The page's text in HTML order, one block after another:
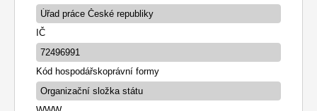
IČ
Kód hospodářskoprávní formy